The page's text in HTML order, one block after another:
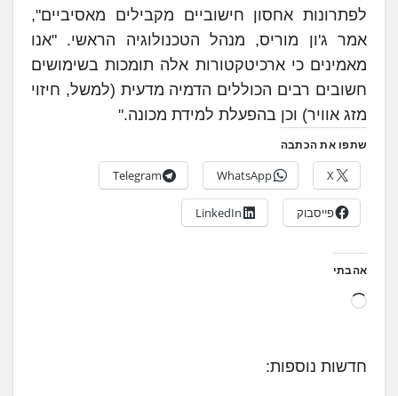
לפתרונות אחסון חישוביים מקבילים מאסיביים",
אמר ג'ון מוריס, מנהל הטכנולוגיה הראשי. "אנו
מאמינים כי ארכיטקטורות אלה תומכות בשימושים
חשובים רבים הכוללים הדמיה מדעית (למשל, חיזוי
מזג אוויר) וכן בהפעלת למידת מכונה."
שתפו את הכתבה
X
WhatsApp
Telegram
פייסבוק LinkedIn
אהבתי
ט
חדשות נוספות: